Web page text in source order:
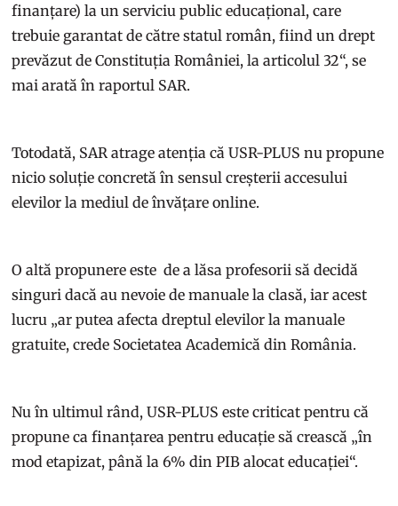
finanțare) la un serviciu public educațional, care
trebuie garantat de către statul român, fiind un drept
prevăzut de Constituția României, la articolul 32“, se
mai arată în raportul SAR.
Totodată, SAR atrage atenția că USR-PLUS nu propune
nicio soluție concretă în sensul creșterii accesului
elevilor la mediul de învățare online.
O altă propunere este de a lăsa profesorii să decidă
singuri dacă au nevoie de manuale la clasă, iar acest
lucru „ar putea afecta dreptul elevilor la manuale
gratuite, crede Societatea Academică din România.
Nu în ultimul rând, USR-PLUS este criticat pentru că
propune ca finanțarea pentru educație să crească „în
mod etapizat, până la 6% din PIB alocat educației“.